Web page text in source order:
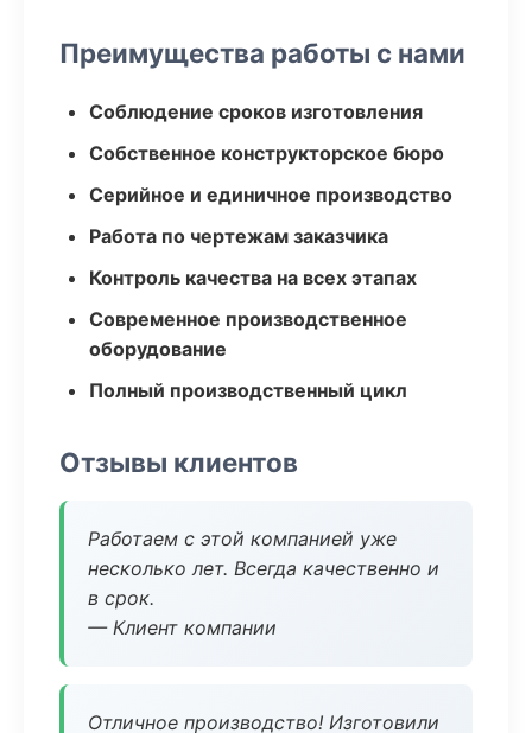
Преимущества работы с нами
Соблюдение сроков изготовления
Собственное конструкторское бюро
Серийное и единичное производство
Работа по чертежам заказчика
Контроль качества на всех этапах
Современное производственное
оборудование
Полный производственный цикл
Отзывы клиентов
Работаем с этой компанией уже
несколько лет. Всегда качественно и
в срок.
— Клиент компании
Отличное производство! Изготовили